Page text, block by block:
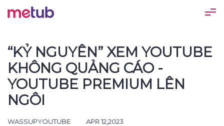
“KỶ NGUYÊN” XEM YOUTUBE
KHÔNG QUẢNG CÁO -
YOUTUBE PREMIUM LÊN
NGÔI
WASSUPYOUTUBE APR 12,2023